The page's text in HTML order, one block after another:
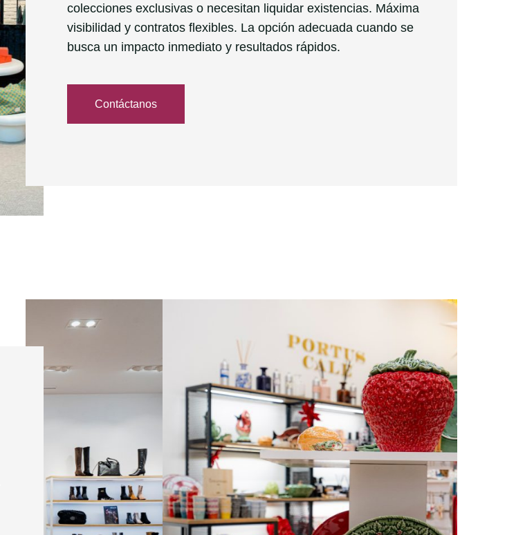
colecciones exclusivas o necesitan liquidar existencias. Máxima
visibilidad y contratos flexibles. La opción adecuada cuando se
busca un impacto inmediato y resultados rápidos.
Contáctanos